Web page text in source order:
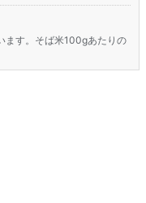
ます。そば米100gあたりの